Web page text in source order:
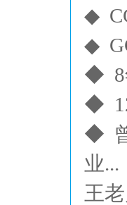
◆
◆
◆ 8
◆
◆
业...
王